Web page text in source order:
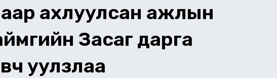
ахлуулсан ажлын
Засаг дарга
уулзлаа